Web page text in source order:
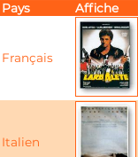
Pays Affiche
Français
Italien